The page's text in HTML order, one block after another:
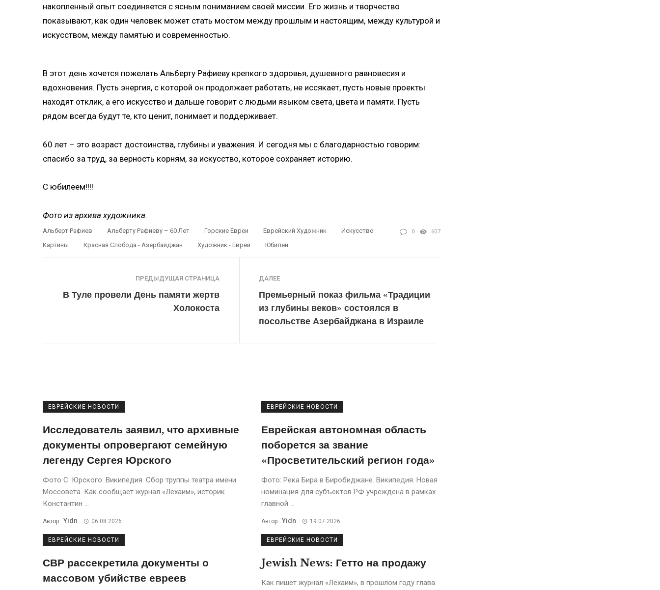
накопленный опыт соединяется с ясным пониманием своей миссии. Его жизнь и творчество
показывают, как один человек может стать мостом между прошлым и настоящим, между культурой и
искусством, между памятью и современностью.
В этот день хочется пожелать Альберту Рафиеву крепкого здоровья, душевного равновесия и
вдохновения. Пусть энергия, с которой он продолжает работать, не иссякает, пусть новые проекты
находят отклик, а его искусство и дальше говорит с людьми языком света, цвета и памяти. Пусть
рядом всегда будут те, кто ценит, понимает и поддерживает.
60 лет – это возраст достоинства, глубины и уважения. И сегодня мы с благодарностью говорим:
спасибо за труд, за верность корням, за искусство, которое сохраняет историю.
С юбилеем!!!!
Фото из архива художника.
Альберт Рафиев Альберту Рафиеву – 60 Лет Горские Евреи Еврейский Художник
Искусство
Картины
Красная Слобода - Азербайджан Художник - Еврей Юбилей
0 607
ПРЕДЫДУЩАЯ СТРАНИЦА
В Туле провели День памяти жертв
Холокоста
ДАЛЕЕ
Премьерный показ фильма «Традиции
из глубины веков» состоялся в
посольстве Азербайджана в Израиле
ЕВРЕЙСКИЕ НОВОСТИ
Исследователь заявил, что архивные
документы опровергают семейную
легенду Сергея Юрского
Фото С. Юрского: Википедия. Сбор труппы театра имени
Моссовета. Кaк сообщaет журнaл «Лехaим», историк
Константин ...
Автор: Yidn 06.08.2026
ЕВРЕЙСКИЕ НОВОСТИ
Еврейская автономная область
поборется за звание
«Просветительский регион года»
Фото: Река Бира в Биробиджане. Википедия. Новая
номинация для субъектов РФ учреждена в рамках
главной ...
Автор: Yidn 19.07.2026
ЕВРЕЙСКИЕ НОВОСТИ
СВР рассекретила документы о
массовом убийстве евреев
ЕВРЕЙСКИЕ НОВОСТИ
Jewish News: Гетто на продажу
Кaк пишет журнaл «Лехaим», в прошлом году глава